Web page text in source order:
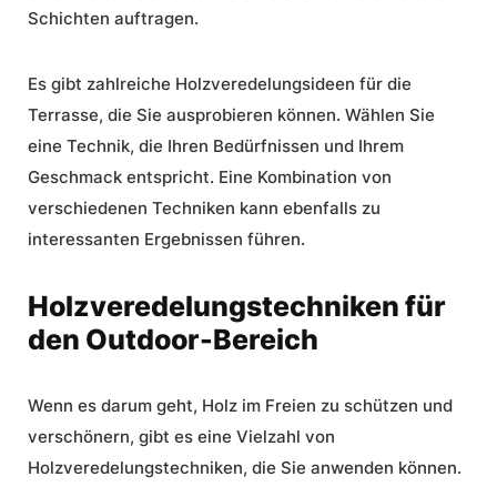
Schichten auftragen.
Es gibt zahlreiche Holzveredelungsideen für die
Terrasse, die Sie ausprobieren können. Wählen Sie
eine Technik, die Ihren Bedürfnissen und Ihrem
Geschmack entspricht. Eine Kombination von
verschiedenen Techniken kann ebenfalls zu
interessanten Ergebnissen führen.
Holzveredelungstechniken für
den Outdoor-Bereich
Wenn es darum geht, Holz im Freien zu schützen und
verschönern, gibt es eine Vielzahl von
Holzveredelungstechniken, die Sie anwenden können.